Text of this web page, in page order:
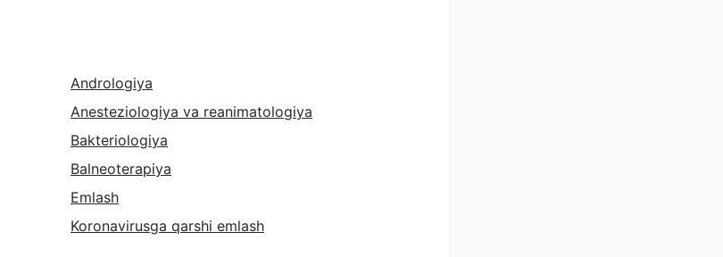
Andrologiya
Anesteziologiya va reanimatologiya
Bakteriologiya
Balneoterapiya
Emlash
Koronavirusga qarshi emlash